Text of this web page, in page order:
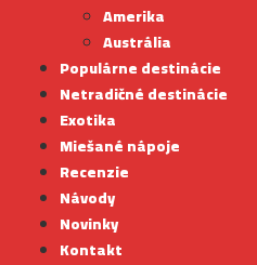
Amerika
Austrália
Populárne destinácie
Netradičné destinácie
Exotika
Miešané nápoje
Recenzie
Návody
Novinky
Kontakt